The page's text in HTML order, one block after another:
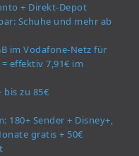
+ Direkt-Depot
Schuhe und mehr ab
im Vodafone-Netz für
effektiv 7,91€ im
bis zu 85€
180+ Sender + Disney+,
gratis + 50€